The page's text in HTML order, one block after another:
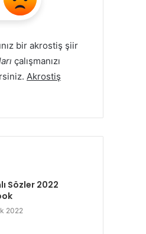
bir akrostiş şiir
çalışmanızı
Akrostiş
Sözler 2022
2022